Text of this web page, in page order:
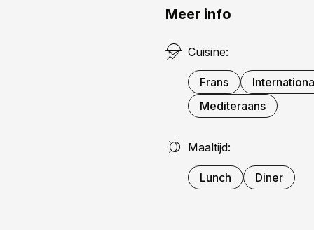
Meer info
Cuisine:
Frans
Mediteraans
Maaltijd:
Lunch Diner